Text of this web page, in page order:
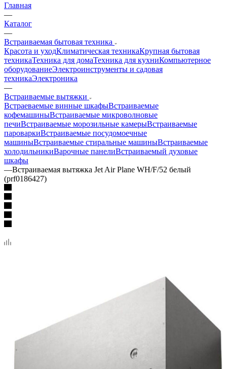
Главная
—
Каталог
—
Встраиваемая бытовая техника
Красота и уходКлиматическая техникаКрупная бытовая
техникаТехника для домаТехника для кухниКомпьютерное
оборудованиеЭлектроинструменты и садовая
техникаЭлектроника
—
Встраиваемые вытяжки
Встраеваемые винные шкафыВстраиваемые
кофемашиныВстраиваемые микроволновые
печиВстраиваемые морозильные камерыВстраиваемые
пароваркиВстраиваемые посудомоечные
машиныВстраиваемые стиральные машиныВстраиваемые
холодильникиВарочные панелиВстраиваемый духовые
шкафы
—Встраиваемая вытяжка Jet Air Plane WH/F/52 белый
(prf0186427)